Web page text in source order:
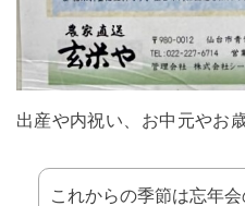
出産や内祝い、お中元やお
これからの季節は忘年